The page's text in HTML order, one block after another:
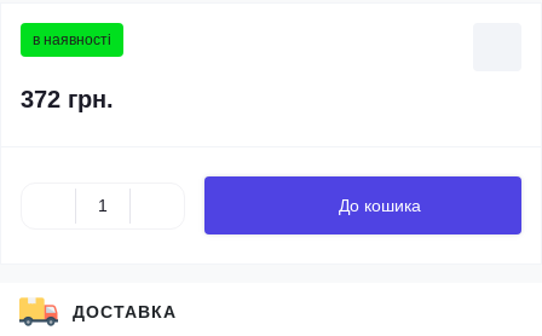
в наявності
372 грн.
До кошика
ДОСТАВКА